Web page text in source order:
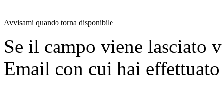
Avvisami quando torna disponibile
Se il campo viene lasciato
Email con cui hai